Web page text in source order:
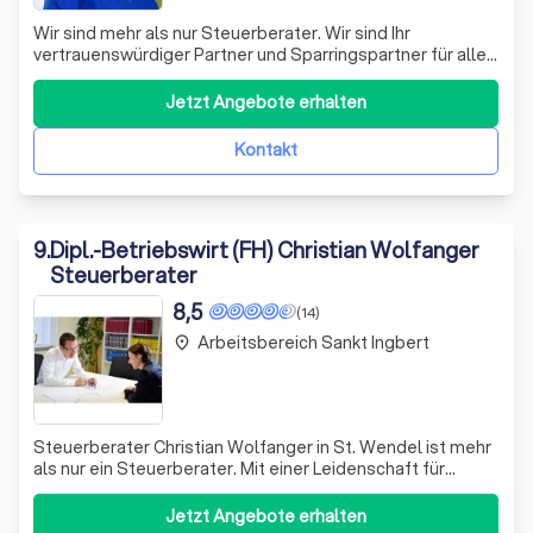
Wir sind mehr als nur Steuerberater. Wir sind Ihr
vertrauenswürdiger Partner und Sparringspartner für alle
Ihre unternehmerischen und finanziellen Vorhaben. Ob es
sich um Vermögensplanung, Krisenmanagement,
Existenzgründung, Unternehmensnachfolge, Coaching,
Controlling oder Bank-Rating handelt, wir
Kontakt
Jetzt Angebote erhalten
9.Dipl.-Betriebswirt (FH) Christian Wolfanger
Steuerberater
(14)
8,5
Steuerberater Christian Wolfanger in St. Wendel ist mehr
als nur ein Steuerberater. Mit einer Leidenschaft für
Steuern und Menschen, die bis in die späten 90er Jahre
zurückreicht, hat Christian Wolfanger seine Karriere in
Jetzt Angebote erhalten
place Arbeitsbereich Sankt Ingbert